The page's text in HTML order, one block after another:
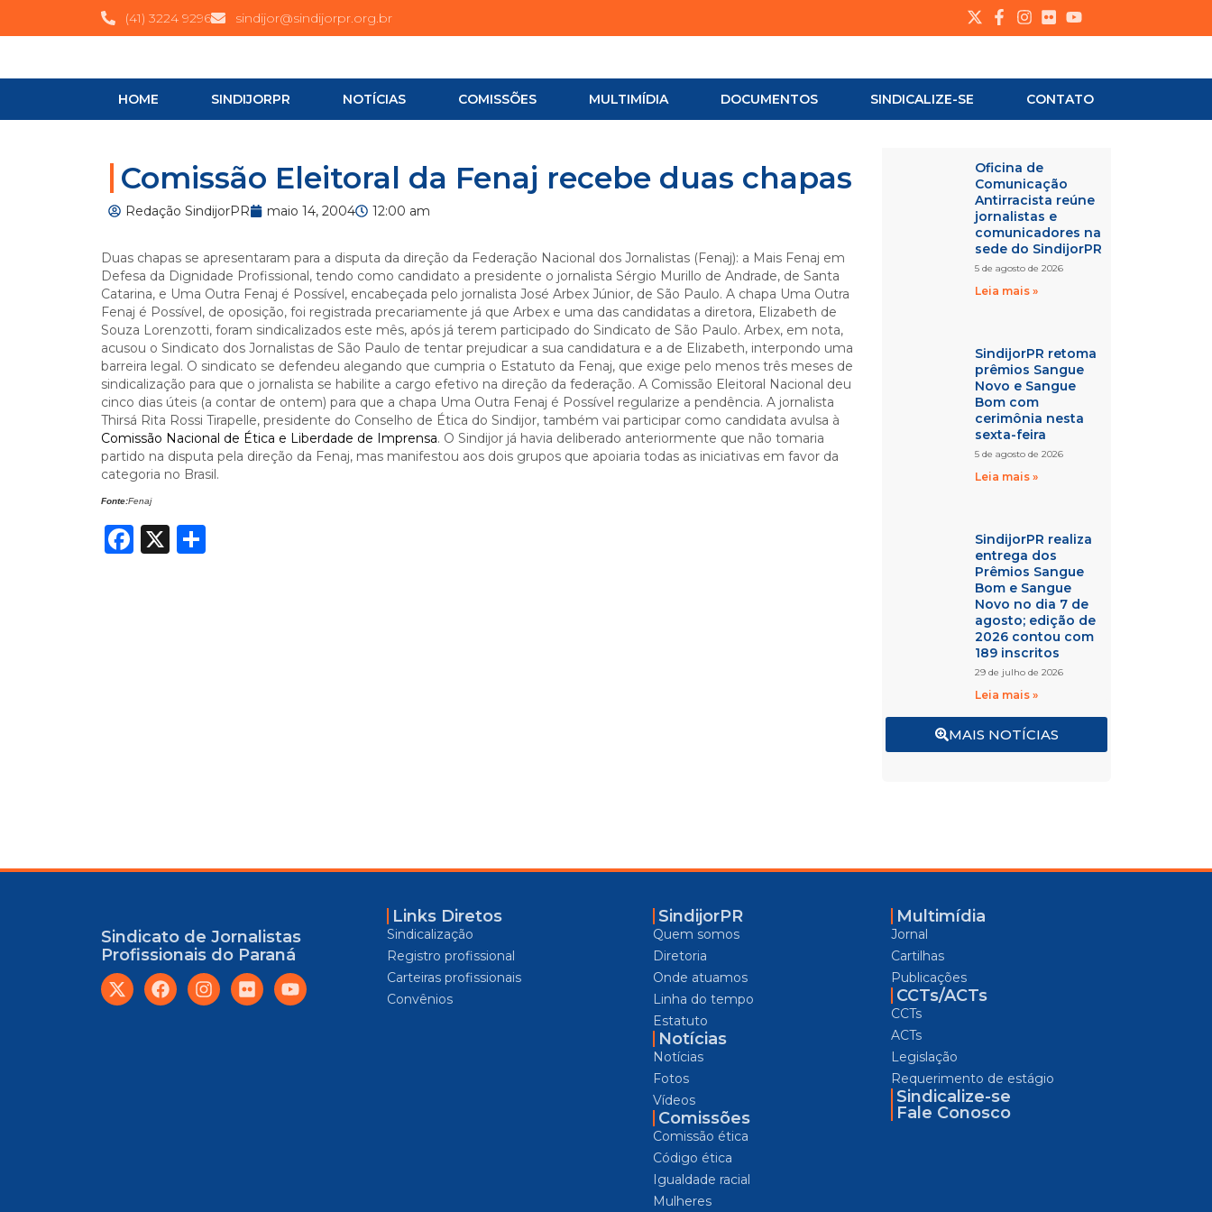
(41) 3224 9296 sindijor@sindijorpr.org.br
HOME SINDIJORPR NOTÍCIAS COMISSÕES MULTIMÍDIA DOCUMENTOS SINDICALIZE-SE CONTATO
Comissão Eleitoral da Fenaj recebe duas chapas
Redação SindijorPR maio 14, 2004 12:00 am
Duas chapas se apresentaram para a disputa da direção da Federação Nacional dos Jornalistas (Fenaj): a Mais Fenaj em
Defesa da Dignidade Profissional, tendo como candidato a presidente o jornalista Sérgio Murillo de Andrade, de Santa
Catarina, e Uma Outra Fenaj é Possível, encabeçada pelo jornalista José Arbex Júnior, de São Paulo. A chapa Uma Outra
Fenaj é Possível, de oposição, foi registrada precariamente já que Arbex e uma das candidatas a diretora, Elizabeth de
Souza Lorenzotti, foram sindicalizados este mês, após já terem participado do Sindicato de São Paulo. Arbex, em nota,
acusou o Sindicato dos Jornalistas de São Paulo de tentar prejudicar a sua candidatura e a de Elizabeth, interpondo uma
barreira legal. O sindicato se defendeu alegando que cumpria o Estatuto da Fenaj, que exige pelo menos três meses de
sindicalização para que o jornalista se habilite a cargo efetivo na direção da federação. A Comissão Eleitoral Nacional deu
cinco dias úteis (a contar de ontem) para que a chapa Uma Outra Fenaj é Possível regularize a pendência. A jornalista
Thirsá Rita Rossi Tirapelle, presidente do Conselho de Ética do Sindijor, também vai participar como candidata avulsa à
Comissão Nacional de Ética e Liberdade de Imprensa. O Sindijor já havia deliberado anteriormente que não tomaria
partido na disputa pela direção da Fenaj, mas manifestou aos dois grupos que apoiaria todas as iniciativas em favor da
categoria no Brasil.
Fonte:Fenaj
Facebook
X
Oficina de
Comunicação
Antirracista reúne
jornalistas e
comunicadores na
sede do SindijorPR
5 de agosto de 2026
Leia mais »
SindijorPR retoma
prêmios Sangue
Novo e Sangue
Bom com
cerimônia nesta
sexta-feira
5 de agosto de 2026
Leia mais »
SindijorPR realiza
entrega dos
Prêmios Sangue
Bom e Sangue
Novo no dia 7 de
agosto; edição de
2026 contou com
189 inscritos
29 de julho de 2026
Leia mais »
MAIS NOTÍCIAS
Sindicato de Jornalistas
Profissionais do Paraná
Links Diretos
Sindicalização
Registro profissional
Carteiras profissionais
Convênios
SindijorPR
Quem somos
Diretoria
Onde atuamos
Linha do tempo
Estatuto
Notícias
Notícias
Fotos
Vídeos
Comissões
Comissão ética
Código ética
Igualdade racial
Mulheres
Multimídia
Jornal
Cartilhas
Publicações
CCTs/ACTs
CCTs
ACTs
Legislação
Requerimento de estágio
Sindicalize-se
Fale Conosco